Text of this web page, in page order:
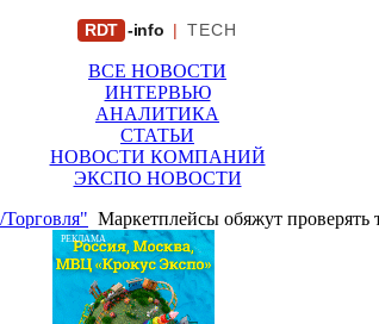
RDT -info | TECH
ВСЕ НОВОСТИ
ИНТЕРВЬЮ
АНАЛИТИКА
СТАТЬИ
НОВОСТИ КОМПАНИЙ
ЭКСПО НОВОСТИ
Маркетплейсы обяжут
РЕКЛАМА